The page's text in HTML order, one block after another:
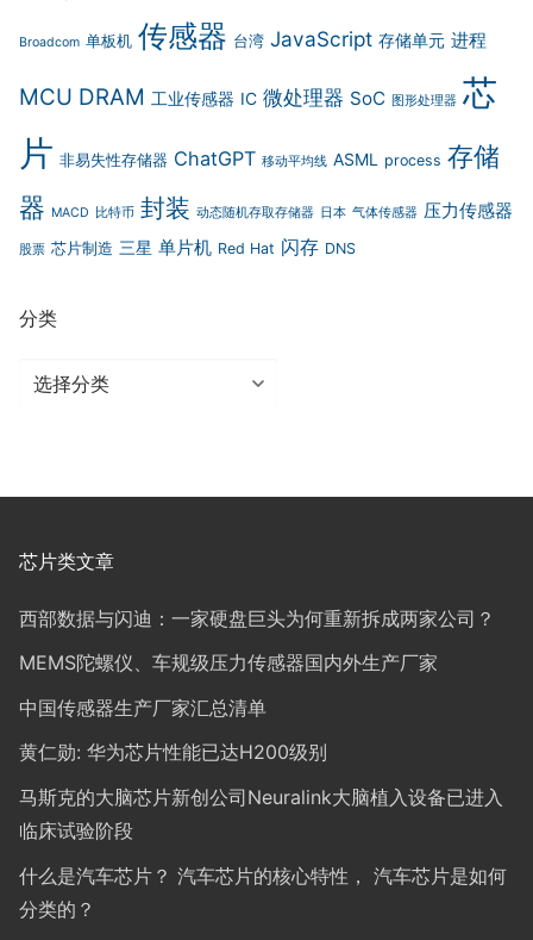
Broadcom 单板机 传感器 台湾 JavaScript 存储单元 进程
MCU DRAM 工业传感器 IC 微处理器 SoC 图形处理器 芯
片 非易失性存储器 ChatGPT 移动平均线 ASML process 存储
器 MACD 比特币 封装 动态随机存取存储器 日本 气体传感器 压力传感器
股票 芯片制造 三星 单片机 Red Hat 闪存 DNS
分类
分
芯片类文章
西部数据与闪迪：一家硬盘巨头为何重新拆成两家公司？
MEMS陀螺仪、车规级压力传感器国内外生产厂家
中国传感器生产厂家汇总清单
黄仁勋: 华为芯片性能已达H200级别
马斯克的大脑芯片新创公司Neuralink大脑植入设备已进入
临床试验阶段
什么是汽车芯片？ 汽车芯片的核心特性， 汽车芯片是如何
分类的？